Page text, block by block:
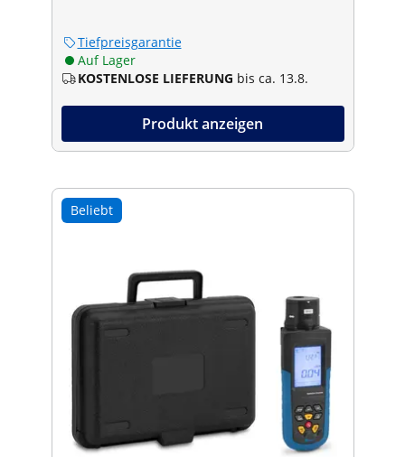
Tiefpreisgarantie
Auf Lager
KOSTENLOSE LIEFERUNG bis ca. 13.8.
Produkt anzeigen
Beliebt